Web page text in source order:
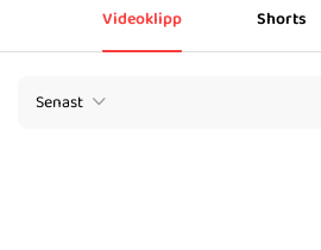
Videoklipp Shorts
Senast